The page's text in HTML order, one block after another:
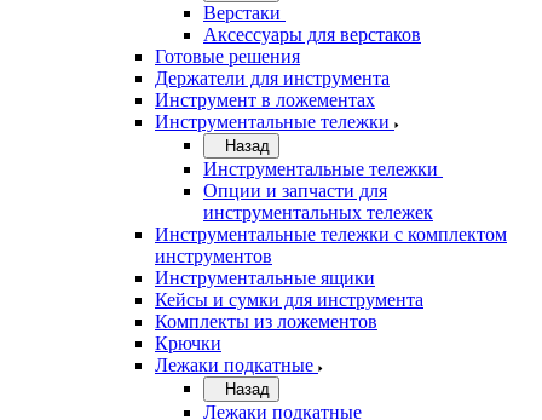
Верстаки
Аксессуары для верстаков
Готовые решения
Держатели для инструмента
Инструмент в ложементах
Инструментальные тележки
Назад
Инструментальные тележки
Опции и запчасти для
инструментальных тележек
Инструментальные тележки с комплектом
инструментов
Инструментальные ящики
Кейсы и сумки для инструмента
Комплекты из ложементов
Крючки
Лежаки подкатные
Назад
Лежаки подкатные